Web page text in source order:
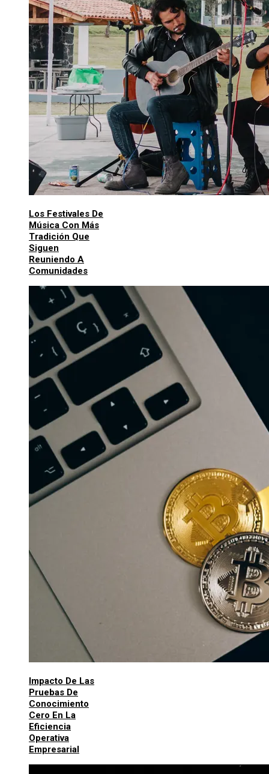
Los Festivales De
Música Con Más
Tradición Que
Siguen
Reuniendo A
Comunidades
Impacto De Las
Pruebas De
Conocimiento
Cero En La
Eficiencia
Operativa
Empresarial